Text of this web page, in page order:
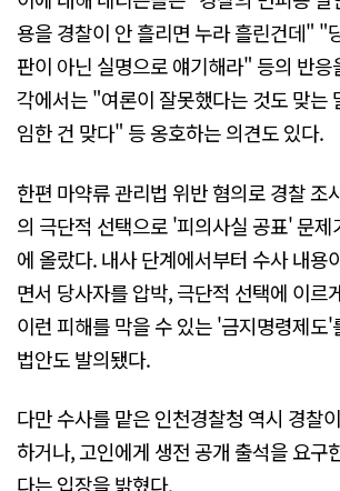
용을 경찰이 안 흘리면 누라 흘린건데" "
판이 아닌 실명으로 얘기해라" 등의 반응
각에서는 "여론이 잘못했다는 것도 맞는
임한 건 맞다" 등 옹호하는 의견도 있다.
한편 마약류 관리법 위반 혐의로 경찰 조
의 극단적 선택으로 '피의사실 공표' 문제
에 올랐다. 내사 단계에서부터 수사 내용
면서 당사자를 압박, 극단적 선택에 이르
이런 피해를 막을 수 있는 '금지명령제도'
법안도 발의됐다.
다만 수사를 맡은 인천경찰청 역시 경찰
하거나, 고인에게 생전 공개 출석을 요구
다는 입장을 밝혔다.